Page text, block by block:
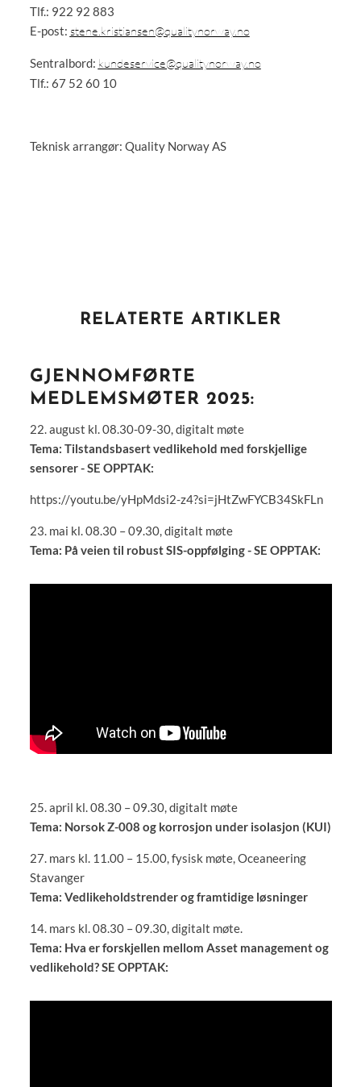
Tlf.: 922 92 883
E-post: stene.kristiansen@qualitynorway.no
Sentralbord: kundeservice@qualitynorway.no
Tlf.: 67 52 60 10
Teknisk arrangør: Quality Norway AS
RELATERTE ARTIKLER
GJENNOMFØRTE
MEDLEMSMØTER 2025:
22. august kl. 08.30-09-30, digitalt møte
Tema: Tilstandsbasert vedlikehold med forskjellige
sensorer - SE OPPTAK:
https://youtu.be/yHpMdsi2-z4?si=jHtZwFYCB34SkFLn
23. mai kl. 08.30 – 09.30, digitalt møte
Tema: På veien til robust SIS-oppfølging - SE OPPTAK:
25. april kl. 08.30 – 09.30, digitalt møte
Tema: Norsok Z-008 og korrosjon under isolasjon (KUI)
27. mars kl. 11.00 – 15.00, fysisk møte, Oceaneering
Stavanger
Tema: Vedlikeholdstrender og framtidige løsninger
14. mars kl. 08.30 – 09.30, digitalt møte.
Tema: Hva er forskjellen mellom Asset management og
vedlikehold? SE OPPTAK: